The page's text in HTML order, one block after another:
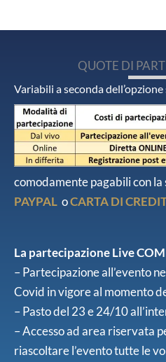
QUOTE DI
Variabili a seconda dell’opzione
comodamente pagabili con
PAYPAL oCARTA DI
La partecipazione Live
– Partecipazione all’evento
Covid in vigore al momento
– Pasto del 23 e 24/10
– Accesso ad area riservata
riascoltare l’evento tutte le